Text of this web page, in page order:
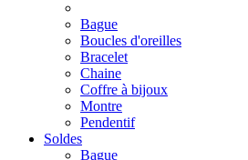
Bague
Boucles d'oreilles
Bracelet
Chaine
Coffre à bijoux
Montre
Pendentif
Soldes
Bague